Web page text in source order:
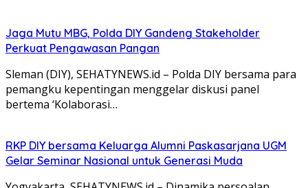
Jaga Mutu MBG, Polda DIY Gandeng Stakeholder
Perkuat Pengawasan Pangan
Sleman (DIY), SEHATYNEWS.id – Polda DIY bersama para
pemangku kepentingan menggelar diskusi panel
bertema ‘Kolaborasi…
RKP DIY bersama Keluarga Alumni Paskasarjana UGM
Gelar Seminar Nasional untuk Generasi Muda